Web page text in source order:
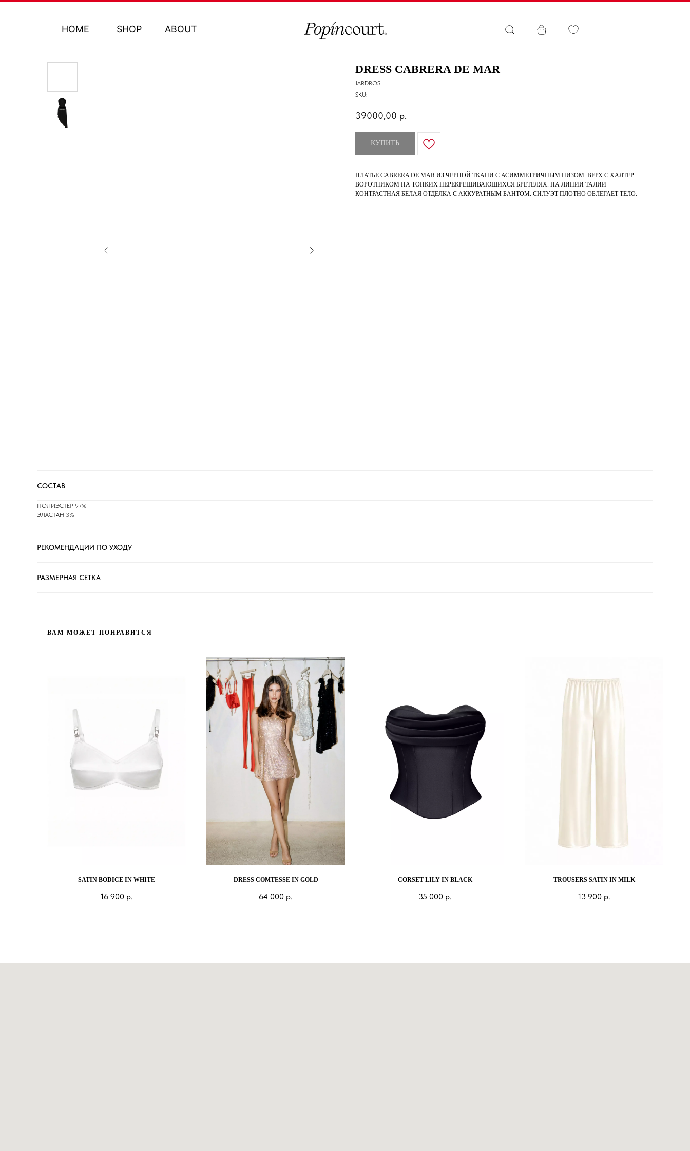
HOME ABOUT
SHOP
DRESS CABRERA DE MAR
JARDROSI
SKU:
39000,00 р.
КУПИТЬ
ПЛАТЬЕ CABRERA DE MAR ИЗ ЧЁРНОЙ ТКАНИ С АСИММЕТРИЧНЫМ НИЗОМ. ВЕРХ С ХАЛТЕР-
ВОРОТНИКОМ НА ТОНКИХ ПЕРЕКРЕЩИВАЮЩИХСЯ БРЕТЕЛЯХ. НА ЛИНИИ ТАЛИИ —
КОНТРАСТНАЯ БЕЛАЯ ОТДЕЛКА С АККУРАТНЫМ БАНТОМ. СИЛУЭТ ПЛОТНО ОБЛЕГАЕТ ТЕЛО.
СОСТАВ
ПОЛИЭСТЕР 97%
ЭЛАСТАН 3%
РЕКОМЕНДАЦИИ ПО УХОДУ
РАЗМЕРНАЯ СЕТКА
ВАМ МОЖЕТ ПОНРАВИТСЯ
SATIN BODICE IN WHITE
16 900 р.
DRESS COMTESSE IN GOLD
64 000 р.
CORSET LILY IN BLACK
35 000 р.
TROUSERS SATIN IN MILK
13 900 р.